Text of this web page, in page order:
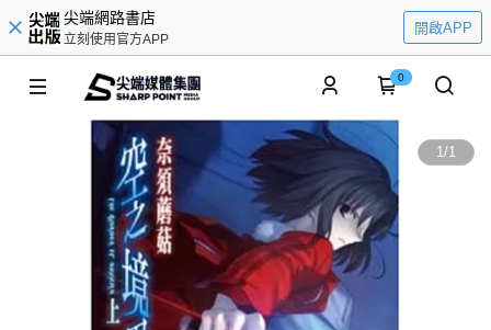
尖端網路書店
立刻使用官方APP
開啟APP
0
1/1